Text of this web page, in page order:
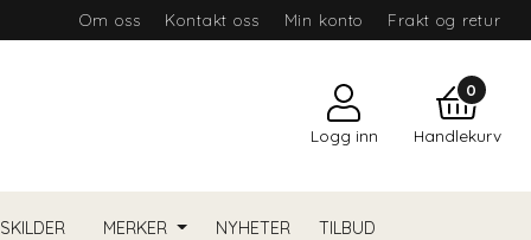
Om oss Kontakt oss Min konto Frakt og retur
Logg inn
0
Handlekurv
MERKER NYHETER TILBUD